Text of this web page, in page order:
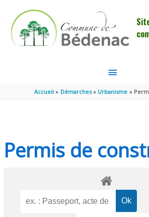
MENU
Accueil Démarches Urbanisme
Permis de